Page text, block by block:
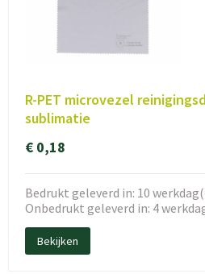
R-PET microvezel
sublimatie
€ 0,18
Bedrukt geleverd in: 10
Onbedrukt geleverd in: 4
Bekijken